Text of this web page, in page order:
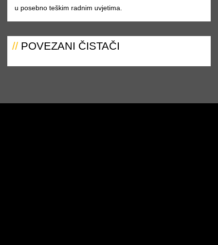
u posebno teškim radnim uvjetima.
// POVEZANI ČISTAČI